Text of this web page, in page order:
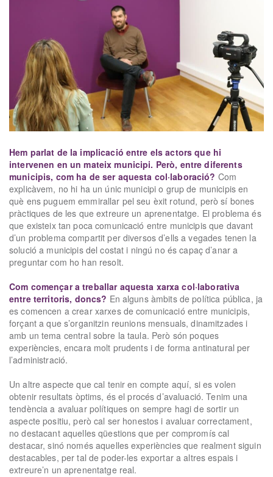
Hem parlat de la implicació entre els actors que hi
intervenen en un mateix municipi. Però, entre diferents
municipis, com ha de ser aquesta col·laboració? Com
explicàvem, no hi ha un únic municipi o grup de municipis en
què ens puguem emmirallar pel seu èxit rotund, però sí bones
pràctiques de les que extreure un aprenentatge. El problema és
que existeix tan poca comunicació entre municipis que davant
d’un problema compartit per diversos d’ells a vegades tenen la
solució a municipis del costat i ningú no és capaç d’anar a
preguntar com ho han resolt.
Com començar a treballar aquesta xarxa col·laborativa
entre territoris, doncs? En alguns àmbits de política pública, ja
es comencen a crear xarxes de comunicació entre municipis,
forçant a que s’organitzin reunions mensuals, dinamitzades i
amb un tema central sobre la taula. Però són poques
experiències, encara molt prudents i de forma antinatural per
l’administració.
Un altre aspecte que cal tenir en compte aquí, si es volen
obtenir resultats òptims, és el procés d’avaluació. Tenim una
tendència a avaluar polítiques on sempre hagi de sortir un
aspecte positiu, però cal ser honestos i avaluar correctament,
no destacant aquelles qüestions que per compromís cal
destacar, sinó només aquelles experiències que realment siguin
destacables, per tal de poder-les exportar a altres espais i
extreure’n un aprenentatge real.